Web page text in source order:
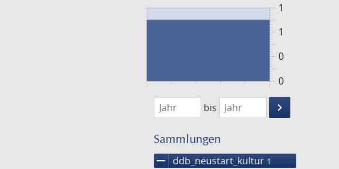
0
1
0
1
1474
1475
bis
keyboard_arrow_right
Suche
Sammlungen
remove ddb_neustart_kultur 1